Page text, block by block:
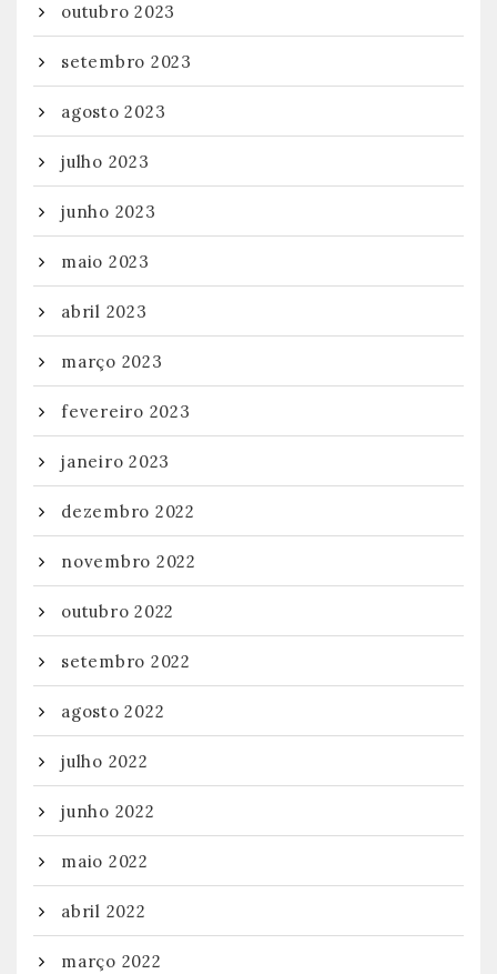
outubro 2023
setembro 2023
agosto 2023
julho 2023
junho 2023
maio 2023
abril 2023
março 2023
fevereiro 2023
janeiro 2023
dezembro 2022
novembro 2022
outubro 2022
setembro 2022
agosto 2022
julho 2022
junho 2022
maio 2022
abril 2022
março 2022